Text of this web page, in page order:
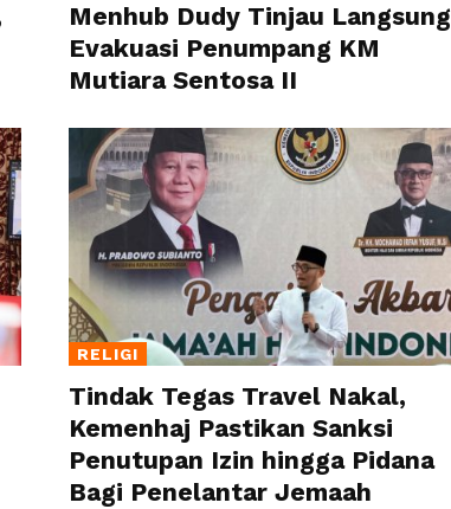
Menhub Dudy Tinjau Langsung
Evakuasi Penumpang KM
Mutiara Sentosa II
RELIGI
Tindak Tegas Travel Nakal,
Kemenhaj Pastikan Sanksi
Penutupan Izin hingga Pidana
Bagi Penelantar Jemaah